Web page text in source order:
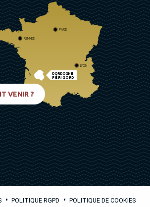
DORDOGNE
PÉRIGORD
PARIS
RENNES
LYON
VENIR ?
• POLITIQUE RGPD • POLITIQUE DE COOKIES